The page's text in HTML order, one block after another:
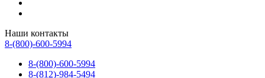
Наши контакты
8-(800)-600-5994
8-(800)-600-5994
8-(812)-984-5494